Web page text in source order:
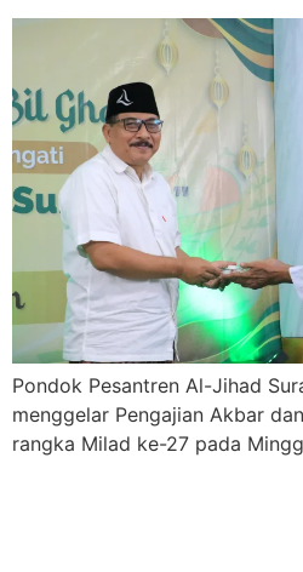
Pondok Pesantren Al-Jihad
menggelar Pengajian Akbar
rangka Milad ke-27 pada